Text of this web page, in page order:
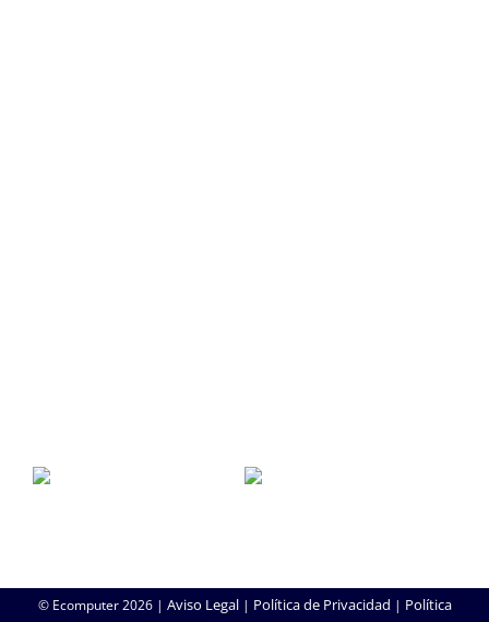
© Ecomputer2026 | Aviso Legal| Política de Privacidad | Política